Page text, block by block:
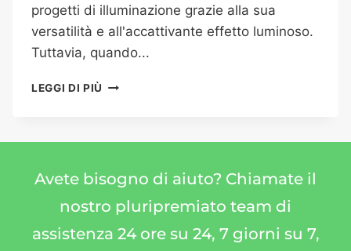
progetti di illuminazione grazie alla sua
versatilità e all'accattivante effetto luminoso.
Tuttavia, quando...
LEGGI DI PIÙ
Avete bisogno di aiuto? Chiamate il
nostro pluripremiato team di
assistenza 24 ore su 24, 7 giorni su 7,